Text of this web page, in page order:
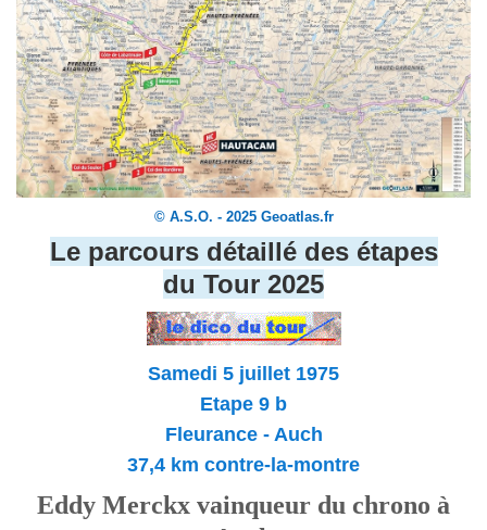
© A.S.O. - 2025 Geoatlas.fr
Le parcours détaillé des étapes
du Tour 2025
Samedi 5 juillet 1975
Etape 9 b
Fleurance - Auch
37,4 km contre-la-montre
Eddy Merckx vainqueur du chrono à